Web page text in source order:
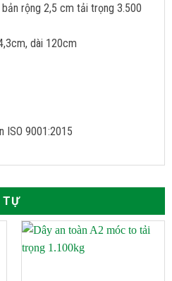
rộng 2,5 cm tải trọng 3.500
dài 120cm
ISO 9001:2015
TỰ